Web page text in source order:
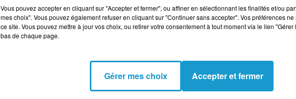
Vous pouvez accepter en cliquant sur "Accepter et fermer", ou affiner en sélectionnant les finalités et/ou
mes choix". Vous pouvez également refuser en cliquant sur "Continuer sans accepter". Vos préférences
ce site. Vous pouvez mettre à jour vos choix, ou retirer votre consentement à tout moment via le lien
bas de chaque page.
Gérer mes choix Accepter et fermer